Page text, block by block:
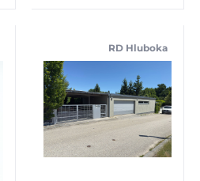
RD Hluboka